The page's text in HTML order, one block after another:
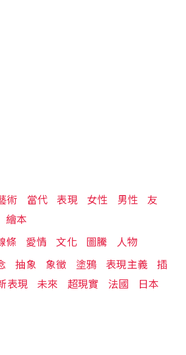
術 當代 表現 女性 男性
友
繪本
條 愛情 文化 圖騰 人物
抽象 象徵 塗鴉 表現主義
插
表現 未來 超現實 法國
日本